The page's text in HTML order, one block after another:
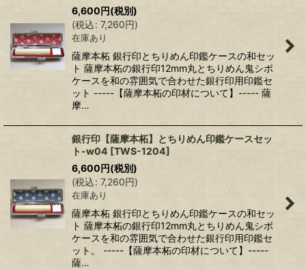
6,600円(税別)
(税込: 7,260円)
在庫あり
薩摩本柘 銀行印とちりめん印鑑ケースの和セッ
ト 薩摩本柘の銀行印12mm丸とちりめん鬼シボ
ケースを和の雰囲気で合わせた銀行印用印鑑セ
ット -----【薩摩本柘の印材について】----- 薩
摩…
銀行印【薩摩本柘】とちりめん印鑑ケースセッ
ト-w04 [TWS-1204]
6,600円(税別)
(税込: 7,260円)
在庫あり
薩摩本柘 銀行印とちりめん印鑑ケースの和セッ
ト 薩摩本柘の銀行印12mm丸とちりめん鬼シボ
ケースを和の雰囲気で合わせた銀行印用印鑑セ
ット。 -----【薩摩本柘の印材について】-----
薩…